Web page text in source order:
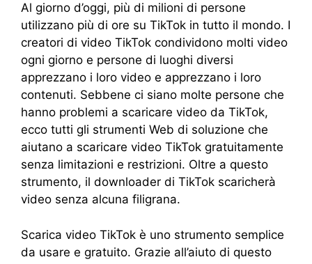
Al giorno d’oggi, più di milioni di persone
utilizzano più di ore su TikTok in tutto il mondo. I
creatori di video TikTok condividono molti video
ogni giorno e persone di luoghi diversi
apprezzano i loro video e apprezzano i loro
contenuti. Sebbene ci siano molte persone che
hanno problemi a scaricare video da TikTok,
ecco tutti gli strumenti Web di soluzione che
aiutano a scaricare video TikTok gratuitamente
senza limitazioni e restrizioni. Oltre a questo
strumento, il downloader di TikTok scaricherà
video senza alcuna filigrana.
Scarica video TikTok è uno strumento semplice
da usare e gratuito. Grazie all’aiuto di questo